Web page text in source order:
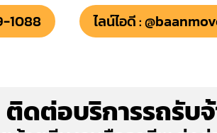
1088 ไลน์ไอดี :
ติดต่อบริการรถรับ